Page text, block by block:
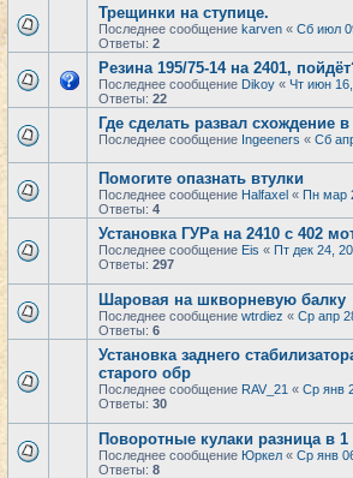
Трещинки на ступице.
Последнее сообщение karven « Сб июл
Ответы: 2
Резина 195/75-14 на 2401,
Последнее сообщение Dikoy « Чт июн
Ответы: 22
Где сделать развал схождение
Последнее сообщение Ingeeners « Сб
Помогите опазнать втулки
Последнее сообщение Halfaxel « Пн мар
Ответы: 4
Установка ГУРа на 2410 с 402
Последнее сообщение Eis « Пт дек 24,
Ответы: 297
Шаровая на шкворневую балку
Последнее сообщение wtrdiez « Ср апр
Ответы: 6
Установка заднего
старого обр
Последнее сообщение RAV_21 « Ср янв
Ответы: 30
Поворотные кулаки разница в 1
Последнее сообщение Юркел « Ср янв
Ответы: 8